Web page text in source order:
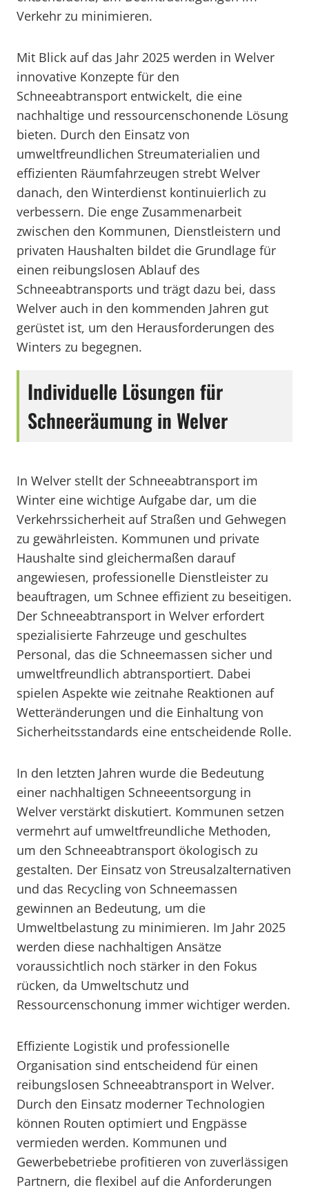
Verkehr zu minimieren.
Mit Blick auf das Jahr 2025 werden in Welver
innovative Konzepte für den
Schneeabtransport entwickelt, die eine
nachhaltige und ressourcenschonende Lösung
bieten. Durch den Einsatz von
umweltfreundlichen Streumaterialien und
effizienten Räumfahrzeugen strebt Welver
danach, den Winterdienst kontinuierlich zu
verbessern. Die enge Zusammenarbeit
zwischen den Kommunen, Dienstleistern und
privaten Haushalten bildet die Grundlage für
einen reibungslosen Ablauf des
Schneeabtransports und trägt dazu bei, dass
Welver auch in den kommenden Jahren gut
gerüstet ist, um den Herausforderungen des
Winters zu begegnen.
Individuelle Lösungen für
Schneeräumung in Welver
In Welver stellt der Schneeabtransport im
Winter eine wichtige Aufgabe dar, um die
Verkehrssicherheit auf Straßen und Gehwegen
zu gewährleisten. Kommunen und private
Haushalte sind gleichermaßen darauf
angewiesen, professionelle Dienstleister zu
beauftragen, um Schnee effizient zu beseitigen.
Der Schneeabtransport in Welver erfordert
spezialisierte Fahrzeuge und geschultes
Personal, das die Schneemassen sicher und
umweltfreundlich abtransportiert. Dabei
spielen Aspekte wie zeitnahe Reaktionen auf
Wetteränderungen und die Einhaltung von
Sicherheitsstandards eine entscheidende Rolle.
In den letzten Jahren wurde die Bedeutung
einer nachhaltigen Schneeentsorgung in
Welver verstärkt diskutiert. Kommunen setzen
vermehrt auf umweltfreundliche Methoden,
um den Schneeabtransport ökologisch zu
gestalten. Der Einsatz von Streusalzalternativen
und das Recycling von Schneemassen
gewinnen an Bedeutung, um die
Umweltbelastung zu minimieren. Im Jahr 2025
werden diese nachhaltigen Ansätze
voraussichtlich noch stärker in den Fokus
rücken, da Umweltschutz und
Ressourcenschonung immer wichtiger werden.
Effiziente Logistik und professionelle
Organisation sind entscheidend für einen
reibungslosen Schneeabtransport in Welver.
Durch den Einsatz moderner Technologien
können Routen optimiert und Engpässe
vermieden werden. Kommunen und
Gewerbebetriebe profitieren von zuverlässigen
Partnern, die flexibel auf die Anforderungen